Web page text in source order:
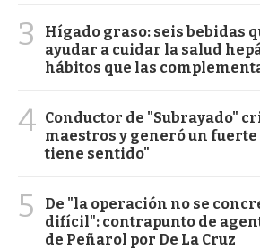
3
Hígado graso: seis bebidas
ayudar a cuidar la salud
hábitos que las
4 Conductor de "Subrayado"
maestros y generó un fuerte
tiene sentido"
5
De "la operación no se
difícil": contrapunto de
de Peñarol por De La Cruz